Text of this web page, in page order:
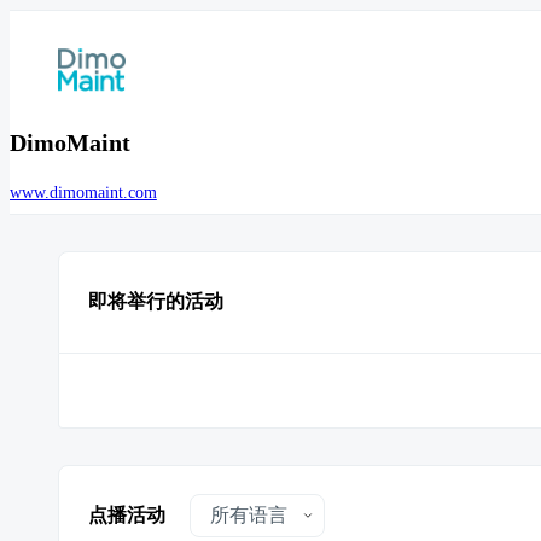
DimoMaint
www.dimomaint.com
即将举行的活动
点播活动